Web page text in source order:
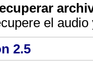
el
2.5